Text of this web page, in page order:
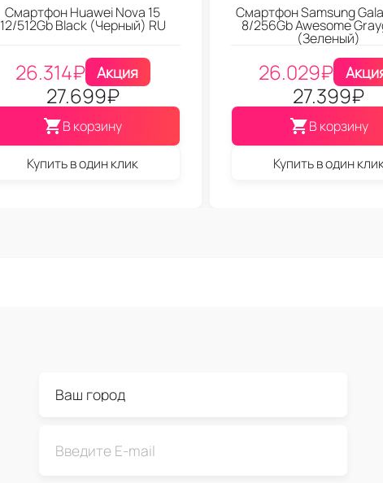
Смартфон Huawei Nova 15
12/512Gb Black (Черный) RU
26.314₽ Акция
27.699₽
В корзину
Купить в один клик
Смартфон Samsung
8/256Gb Awesome
(Зеленый)
26.029₽
27.399₽
В корзину
Купить в один